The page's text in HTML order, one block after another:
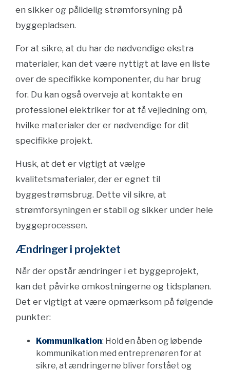
en sikker og pålidelig strømforsyning på
byggepladsen.
For at sikre, at du har de nødvendige ekstra
materialer, kan det være nyttigt at lave en liste
over de specifikke komponenter, du har brug
for. Du kan også overveje at kontakte en
professionel elektriker for at få vejledning om,
hvilke materialer der er nødvendige for dit
specifikke projekt.
Husk, at det er vigtigt at vælge
kvalitetsmaterialer, der er egnet til
byggestrømsbrug. Dette vil sikre, at
strømforsyningen er stabil og sikker under hele
byggeprocessen.
Ændringer i projektet
Når der opstår ændringer i et byggeprojekt,
kan det påvirke omkostningerne og tidsplanen.
Det er vigtigt at være opmærksom på følgende
punkter:
Kommunikation: Hold en åben og løbende
kommunikation med entreprenøren for at
sikre, at ændringerne bliver forstået og